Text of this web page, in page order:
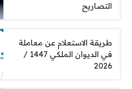
التصاريح
طريقة الاستعلام عن معاملة
في الديوان الملكي 1447 /
2026